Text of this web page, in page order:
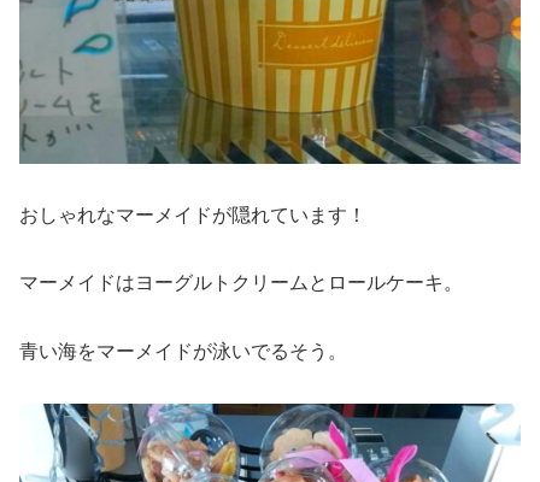
おしゃれなマーメイドが隠れています！
マーメイドはヨーグルトクリームとロールケーキ。
青い海をマーメイドが泳いでるそう。